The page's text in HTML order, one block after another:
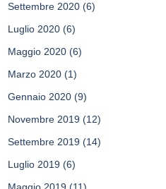
Settembre 2020 (6)
Luglio 2020 (6)
Maggio 2020 (6)
Marzo 2020 (1)
Gennaio 2020 (9)
Novembre 2019 (12)
Settembre 2019 (14)
Luglio 2019 (6)